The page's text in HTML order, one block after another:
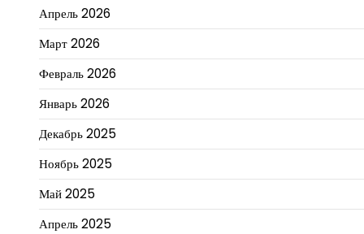
Апрель 2026
Март 2026
Февраль 2026
Январь 2026
Декабрь 2025
Ноябрь 2025
Май 2025
Апрель 2025